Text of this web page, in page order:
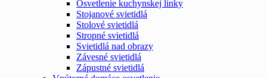
Osvetlenie kuchynskej linky
Stojanové svietidlá
Stolové svietidlá
Stropné svietidlá
Svietidlá nad obrazy
Závesné svietidlá
Zápustné svietidlá